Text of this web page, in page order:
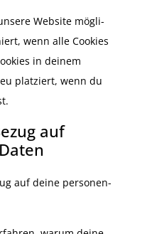
Website mögli­
wenn alle Cookies
in deinem
platziert, wenn du
auf
auf deine perso­nen­